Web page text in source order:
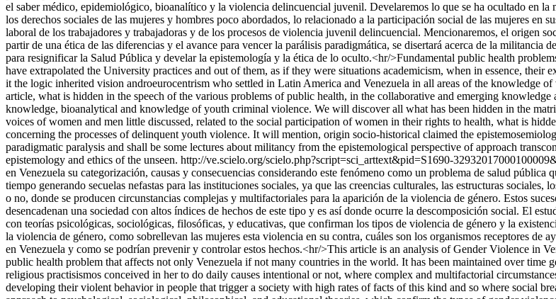
el saber médico, epidemiológico, bioanalítico y la violencia delincuencial juvenil. Develaremos lo que se ha ocultado en
los derechos sociales de las mujeres y hombres poco abordados, lo relacionado a la participación social de las mujeres en
laboral de los trabajadores y trabajadoras y de los procesos de violencia juvenil delincuencial. Mencionaremos, el origen
partir de una ética de las diferencias y el avance para vencer la parálisis paradigmática, se disertará acerca de la
para resignificar la Salud Pública y develar la epistemología y la ética de lo oculto.<hr/>Fundamental public health
have extrapolated the University practices and out of them, as if they were situations academicism, when in essence,
it the logic inherited vision androeurocentrism who settled in Latin America and Venezuela in all areas of the knowledge
article, what is hidden in the speech of the various problems of public health, in the collaborative and emerging
knowledge, bioanalytical and knowledge of youth criminal violence. We will discover all what has been hidden in the
voices of women and men little discussed, related to the social participation of women in their rights to health, what is
concerning the processes of delinquent youth violence. It will mention, origin socio-historical claimed the
paradigmatic paralysis and shall be some lectures about militancy from the epistemological perspective of approach
epistemology and ethics of the unseen. http://ve.scielo.org/scielo.php?script=sci_arttext&pid=S1690-
en Venezuela su categorización, causas y consecuencias considerando este fenómeno como un problema de salud
tiempo generando secuelas nefastas para las instituciones sociales, ya que las creencias culturales, las estructuras
o no, donde se producen circunstancias complejas y multifactoriales para la aparición de la violencia de género. Estos
desencadenan una sociedad con altos índices de hechos de este tipo y es así donde ocurre la descomposición social. El
con teorías psicológicas, sociológicas, filosóficas, y educativas, que confirman los tipos de violencia de género y la
la violencia de género, como sobrellevan las mujeres esta violencia en su contra, cuáles son los organismos receptores de
en Venezuela y como se podrían prevenir y controlar estos hechos.<hr/>This article is an analysis of Gender Violence in
public health problem that affects not only Venezuela if not many countries in the world. It has been maintained over time
religious practisismos conceived in her to do daily causes intentional or not, where complex and multifactorial
developing their violent behavior in people that trigger a society with high rates of facts of this kind and so where social